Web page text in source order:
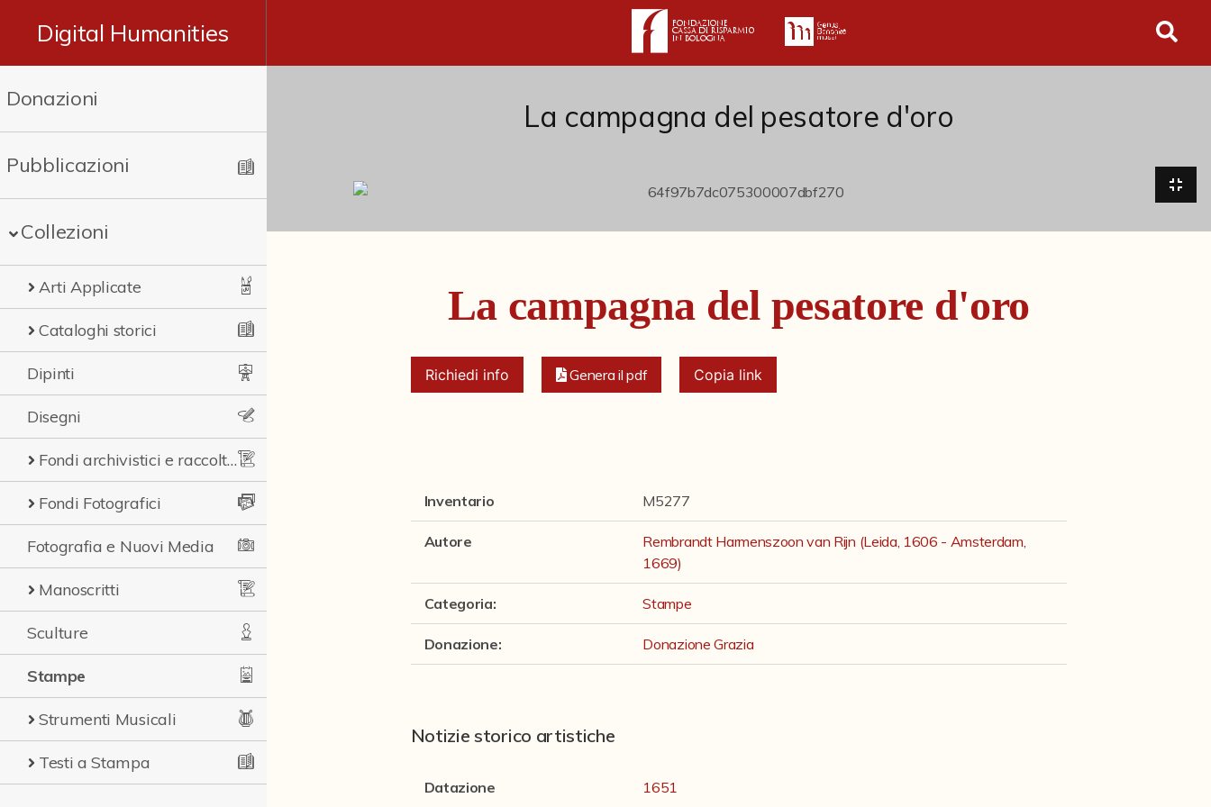
Digital Humanities
Donazioni
Pubblicazioni
Collezioni
Arti Applicate
Cataloghi storici
Dipinti
Disegni
Fondi archivistici e raccolte documentarie
Fondi Fotografici
Fotografia e Nuovi Media
Manoscritti
Sculture
Stampe
Strumenti Musicali
Testi a Stampa
La campagna del pesatore d'oro
La campagna del pesatore d'oro
Richiedi info Genera il pdf Copia link
Inventario M5277
Autore
Rembrandt Harmenszoon van Rijn (Leida, 1606 - Amsterdam,
1669)
Categoria: Stampe
Donazione: Donazione Grazia
Notizie storico artistiche
Datazione 1651